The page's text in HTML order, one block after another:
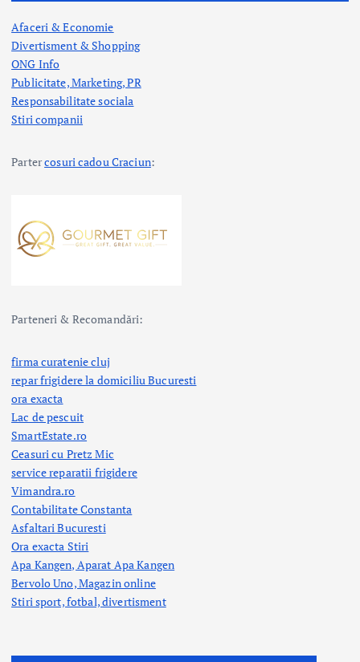
Afaceri & Economie
Divertisment & Shopping
ONG Info
Publicitate, Marketing, PR
Responsabilitate sociala
Stiri companii
Partercosuri cadou Craciun:
Parteneri & Recomandări:
firma curatenie cluj
repar frigidere la domiciliu Bucuresti
ora exacta
Lac de pescuit
SmartEstate.ro
Ceasuri cu Pretz Mic
service reparatii frigidere
Vimandra.ro
Contabilitate Constanta
Asfaltari Bucuresti
Ora exacta Stiri
Apa Kangen, Aparat Apa Kangen
Bervolo Uno, Magazin online
Stiri sport, fotbal,divertisment